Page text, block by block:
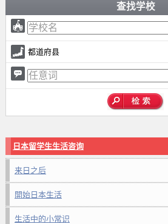
查找学校
都道府县
日本留学生生活咨询
来日之后
開始日本生活
生活中的小常识